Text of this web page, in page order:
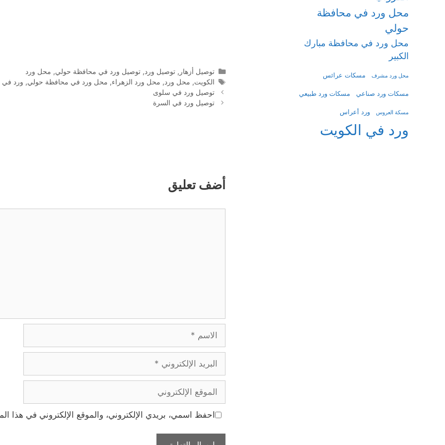
التصنيفات
توصيل أزهار , توصيل ورد, توصيل ورد في محافظة حولي, محل ورد
الوسوم
الكويت, محل ورد, محل ورد الزهراء, محل ورد في محافظة حولي, ورد في
توصيل ورد في سلوى
توصيل ورد في السرة
أضف تعليق
الإلكتروني
الإلكتروني
احفظ اسمي، بريدي الإلكتروني، والموقع الإلكتروني في هذا
محل ورد في محافظة
حولي
محل ورد في محافظة مبارك
الكبير
محل ورد مشرف مسكات عرائس
مسكات ورد صناعي مسكات ورد طبيعي
مسكة العروس ورد أعراس
ورد في الكويت